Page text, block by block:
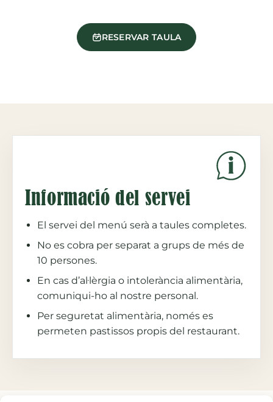
RESERVAR TAULA
Informació del servei
El servei del menú serà a taules completes.
No es cobra per separat a grups de més de
10 persones.
En cas d’al·lèrgia o intolerància alimentària,
comuniqui-ho al nostre personal.
Per seguretat alimentària, només es
permeten pastissos propis del restaurant.